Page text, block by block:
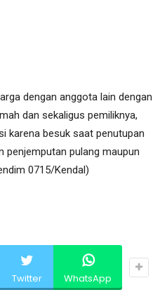
dengan anggota lain dengan
dan sekaligus pemiliknya,
karena besuk saat penutupan
penjemputan pulang maupun
0715/Kendal)
Twitter WhatsApp